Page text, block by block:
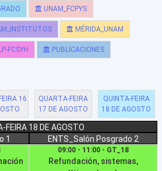
UNAM_FCPYS
MÉRIDA_UNAM
FCSYH PUBLICACIONES
16
QUARTA-FEIRA
17 DE AGOSTO
QUINTA-FEIRA
18 DE AGOSTO
FEIRA 18 DE AGOSTO
1
ENTS_Salón Posgrado 2
09:00 - 11:00 - GT_18
Refundación, sistemas,